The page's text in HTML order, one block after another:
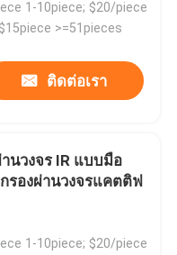
ก
มี
1-10piece; $20/piece
>=51pieces
ติดต่อเรา
านวงจร IR แบบมือ
รองผ่านวงจรแคตติฟ
1-10piece; $20/piece